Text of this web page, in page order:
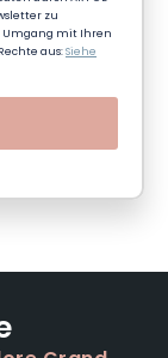
zu
Umgang mit Ihren
aus:Siehe